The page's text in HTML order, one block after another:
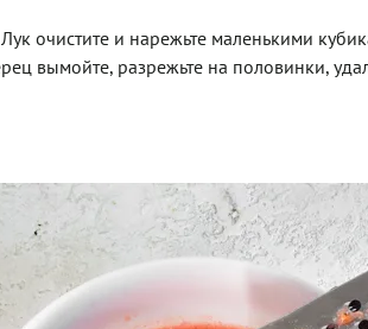
очистите и нарежьте маленькими
вымойте, разрежьте на половинки,